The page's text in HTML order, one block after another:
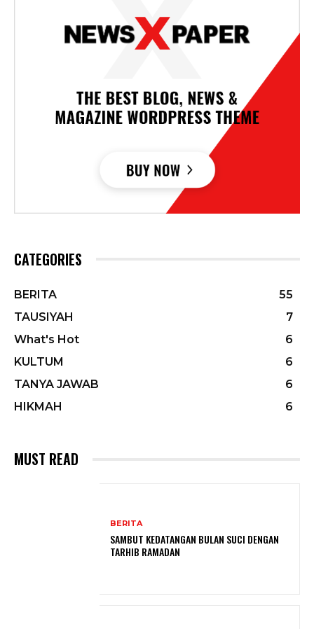
CATEGORIES
BERITA
55
TAUSIYAH
7
What's Hot
6
KULTUM
6
TANYA JAWAB
6
HIKMAH
6
MUST READ
BERITA
SAMBUT KEDATANGAN BULAN SUCI DENGAN
TARHIB RAMADAN